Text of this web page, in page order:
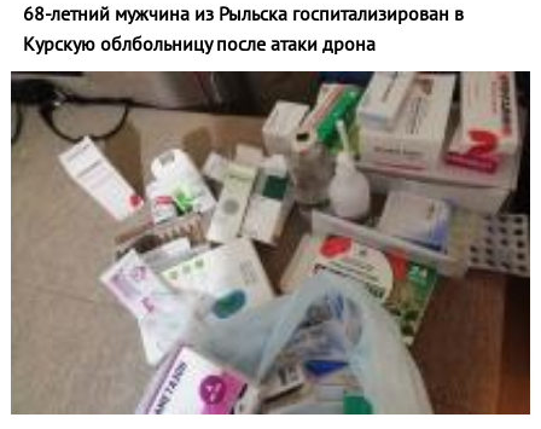
68-летний мужчина из Рыльска госпитализирован в
Курскую облбольницу после атаки дрона